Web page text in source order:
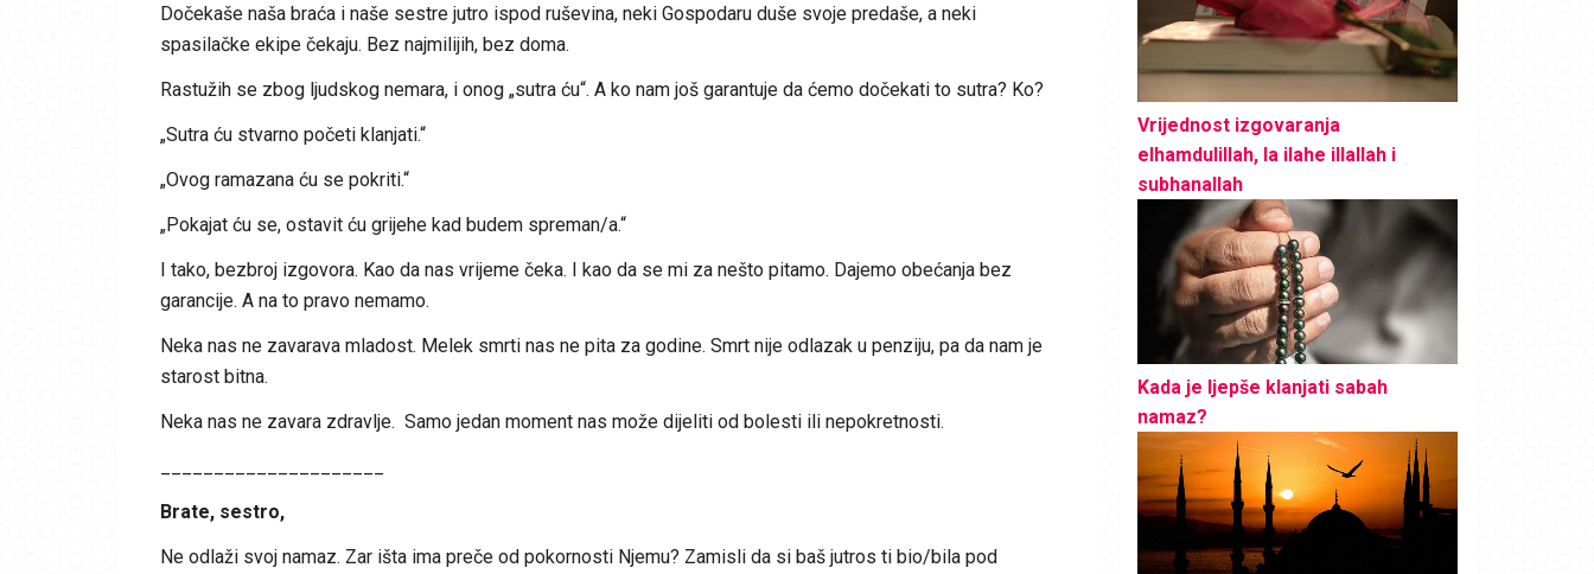
Dočekaše naša braća i naše sestre jutro ispod ruševina, neki Gospodaru duše svoje predaše, a neki
spasilačke ekipe čekaju. Bez najmilijih, bez doma.
Rastužih se zbog ljudskog nemara, i onog „sutra ću“. A ko nam još garantuje da ćemo dočekati to sutra? Ko?
„Sutra ću stvarno početi klanjati.“
„Ovog ramazana ću se pokriti.“
„Pokajat ću se, ostavit ću grijehe kad budem spreman/a.“
I tako, bezbroj izgovora. Kao da nas vrijeme čeka. I kao da se mi za nešto pitamo. Dajemo obećanja bez
garancije. A na to pravo nemamo.
Neka nas ne zavarava mladost. Melek smrti nas ne pita za godine. Smrt nije odlazak u penziju, pa da nam je
starost bitna.
Neka nas ne zavara zdravlje. Samo jedan moment nas može dijeliti od bolesti ili nepokretnosti.
Brate, sestro,
Ne odlaži svoj namaz. Zar išta ima preče od pokornosti Njemu? Zamisli da si baš jutros ti bio/bila pod
Vrijednost izgovaranja
elhamdulillah, la ilahe illallah i
subhanallah
Kada je ljepše klanjati sabah
namaz?